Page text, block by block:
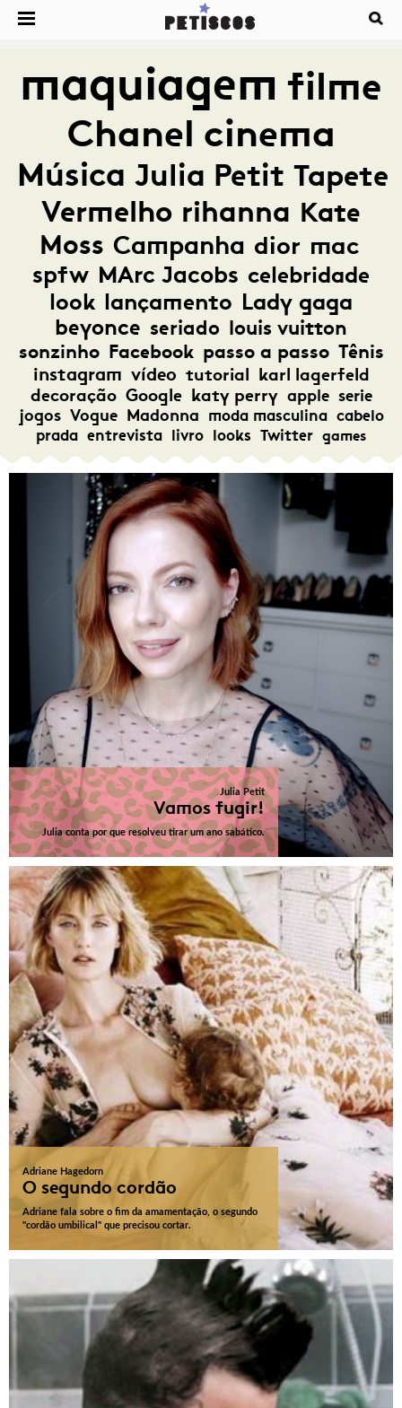
maquiagem filme
Chanel cinema
Música Julia Petit Tapete
Vermelho rihanna Kate
Moss Campanha dior mac
spfw MArc Jacobs celebridade
look lançamento Lady gaga
beyonce seriado louis vuitton
sonzinho Facebook passo a passo Tênis
instagram vídeo tutorial karl lagerfeld
decoração Google katy perry apple serie
jogos Vogue Madonna moda masculina cabelo
prada entrevista livro looks Twitter games
Julia Petit
Vamos fugir!
Julia conta por que resolveu tirar um ano sabático.
Adriane Hagedorn
O segundo cordão
Adriane fala sobre o fim da amamentação, o segundo
"cordão umbilical" que precisou cortar.